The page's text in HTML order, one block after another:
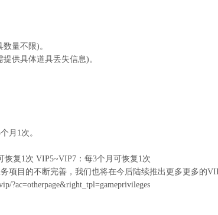
数量不限) 。
提供具体道具丢失信息) 。
个月 1 次。
恢复 1 次 VIP5~VIP7 ：每3个月可恢复 1 次
目的不断完善，我们也将在今后陆续推出更多更多的
?ac=otherpage&right_tpl=gameprivileges